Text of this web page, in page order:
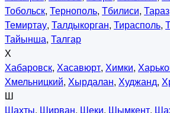
Тобольск, Тернополь, Тбилиси, Тараз
Темиртау, Талдыкорган, Тирасполь,
Тайынша, Талгар
Х
Хабаровск, Хасавюрт, Химки,
Хмельницкий, Хырдалан, Худжанд,
Ш
Шахты, Ширван, Шеки, Шымкент,